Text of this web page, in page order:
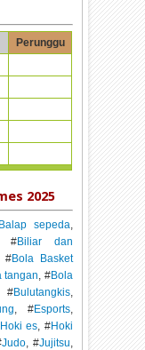
Perunggu
2025
sepeda
#Biliar dan
#Bola Basket
tangan , #Bola
, #Bulutangkis,
, #Esports,
Hoki es , #Hoki
Judo , #Jujitsu